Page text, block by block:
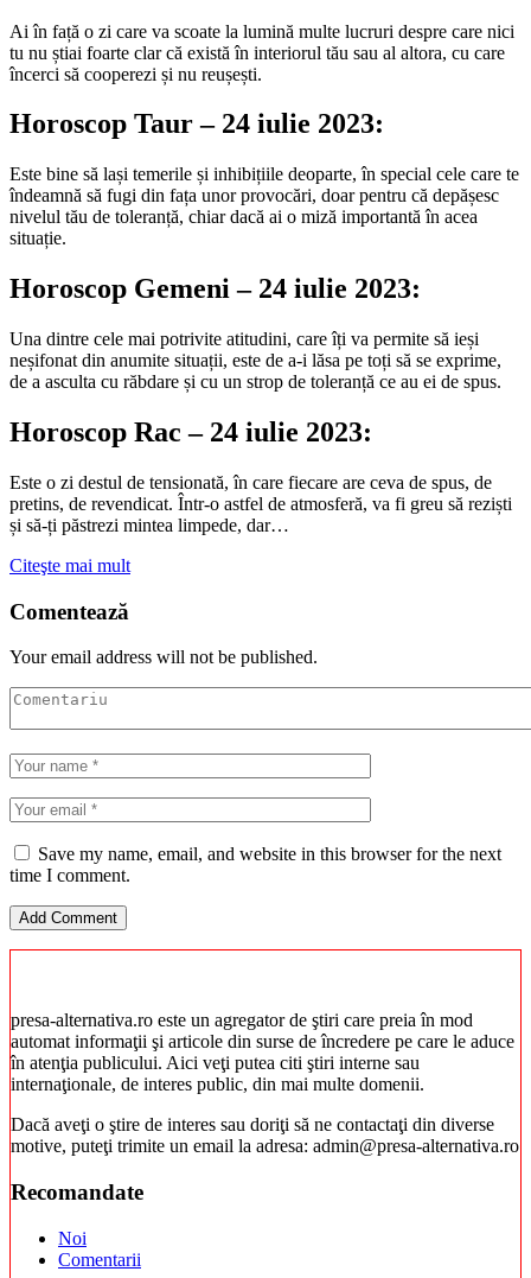
Ai în față o zi care va scoate la lumină multe lucruri despre care nici
tu nu știai foarte clar că există în interiorul tău sau al altora, cu care
încerci să cooperezi și nu reușești.
Horoscop Taur – 24 iulie 2023:
Este bine să lași temerile și inhibițiile deoparte, în special cele care te
îndeamnă să fugi din fața unor provocări, doar pentru că depășesc
nivelul tău de toleranță, chiar dacă ai o miză importantă în acea
situație.
Horoscop Gemeni – 24 iulie 2023:
Una dintre cele mai potrivite atitudini, care îți va permite să ieși
neșifonat din anumite situații, este de a-i lăsa pe toți să se exprime,
de a asculta cu răbdare și cu un strop de toleranță ce au ei de spus.
Horoscop Rac – 24 iulie 2023:
Este o zi destul de tensionată, în care fiecare are ceva de spus, de
pretins, de revendicat. Într-o astfel de atmosferă, va fi greu să reziști
și să-ți păstrezi mintea limpede, dar…
Citeşte mai mult
Comentează
Your email address will not be published.
Save my name, email, and website in this browser for the next
time I comment.
presa-alternativa.ro este un agregator de ştiri care preia în mod
automat informaţii şi articole din surse de încredere pe care le aduce
în atenţia publicului. Aici veţi putea citi ştiri interne sau
internaţionale, de interes public, din mai multe domenii.
Dacă aveţi o ştire de interes sau doriţi să ne contactaţi din diverse
motive, puteţi trimite un email la adresa: admin@presa-alternativa.ro
Recomandate
Noi
Comentarii